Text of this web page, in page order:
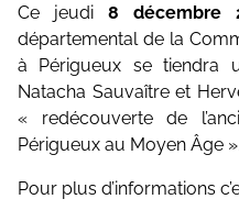
Études du mobilier
Études
Études
Études
Communication et
Ce jeudi 8 décembre
départemental de la
à Périgueux se tiendra
Natacha Sauvaître et
« redécouverte de
Périgueux au Moyen Âge ».
Pour plus d’informations